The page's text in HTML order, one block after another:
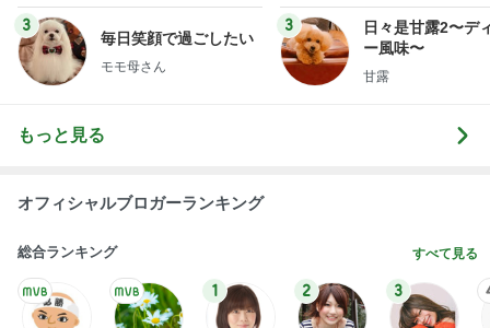
3
毎日笑顔で過ごしたい
モモ母さん
3
日々是甘露2〜デ
ー風味〜
甘露
もっと見る
オフィシャルブロガーランキング
総合ランキング すべて見る
1 2 3